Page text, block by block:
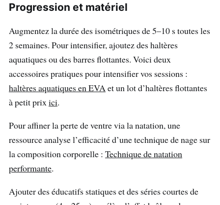
Progression et matériel
Augmentez la durée des isométriques de 5–10 s toutes les
2 semaines. Pour intensifier, ajoutez des haltères
aquatiques ou des barres flottantes. Voici deux
accessoires pratiques pour intensifier vos sessions :
haltères aquatiques en EVAet un lot d’haltères flottantes
à petit prixici.
Pour affiner la perte de ventre via la natation, une
ressource analyse l’efficacité d’une technique de nage sur
la composition corporelle : Technique de natation
performante.
Ajouter des éducatifs statiques et des séries courtes de